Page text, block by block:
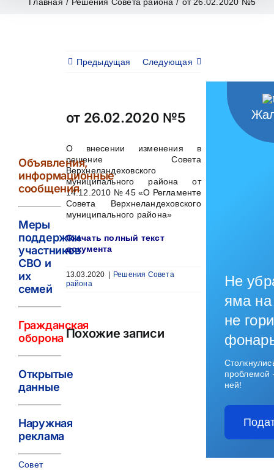
Предыдущая Следующая
от 26.02.2020 №5
О внесении изменения в
решение Совета
Верхнеландеховского
муниципального района от
14.12.2010 № 45 «О Регламенте
Совета Верхнеландеховского
муниципального района»
Скачать полный текст
документа
13.03.2020
Решения Совета
района
Похожие записи
Объявления,
информационные
сообщения
Меры
поддержки
участников
СВО и
их
семей
Гражданская
оборона
Открытые
данные
Наружная
реклама
Совет
Не
яма на
не
ней!